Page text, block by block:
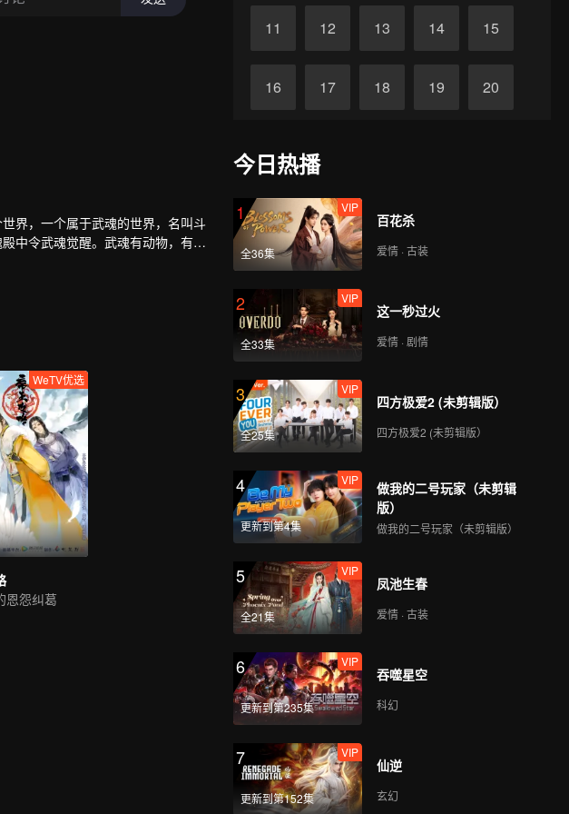
11 12 13 14 15
16 17 18 19 20
26 27
界，一个属于武魂的世界，名叫斗
中令武魂觉醒。武魂有动物，有植
斗罗大陆上最为强大也是最荣耀的
醒，他能否在这片武魂的世界再铸
WeTV优选
恩怨纠葛
今日热播
1
全36集
VIP
百花杀
爱情 · 古装
2
全33集
VIP
这一秒过火
爱情 · 剧情
3
全25集
VIP
四方极爱2 (未剪辑版）
四方极爱2 (未剪辑版）
4
更新到第4集
VIP
做我的二号玩家（未剪辑
版）
做我的二号玩家（未剪辑版）
5
全21集
VIP
凤池生春
爱情 · 古装
6
更新到第235集
VIP
吞噬星空
科幻
7
更新到第152集
VIP
仙逆
玄幻